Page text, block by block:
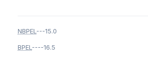
NBPEL ---15.0
BPEL ----16.5